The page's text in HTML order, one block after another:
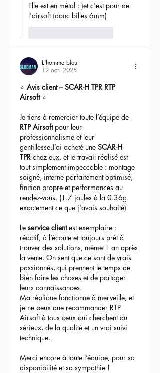
Elle est en métal : )et c'est pour de
l'airsoft (donc billes 6mm)
L'homme bleu
12 oct. 2025
⭐ Avis client – SCAR-H TPR RTP
Airsoft ⭐
Je tiens à remercier toute l’équipe de
RTP Airsoft pour leur
professionnalisme et leur
gentillesse.J’ai acheté une SCAR-H
TPR chez eux, et le travail réalisé est
tout simplement impeccable : montage
soigné, interne parfaitement optimisé,
finition propre et performances au
rendez-vous. (1.7 joules à la 0.36g
exactement ce que j'avais souhaité)
Le service client est exemplaire :
réactif, à l’écoute et toujours prêt à
trouver des solutions, même 1 an après
la vente. On sent que ce sont de vrais
passionnés, qui prennent le temps de
bien faire les choses et de partager
leurs connaissances.
Ma réplique fonctionne à merveille, et
je ne peux que recommander RTP
Airsoft à tous ceux qui cherchent du
sérieux, de la qualité et un vrai suivi
technique.
Merci encore à toute l’équipe, pour sa
disponibilité et sa sympathie !